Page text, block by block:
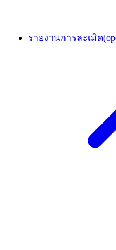
รายงานการละเมิด